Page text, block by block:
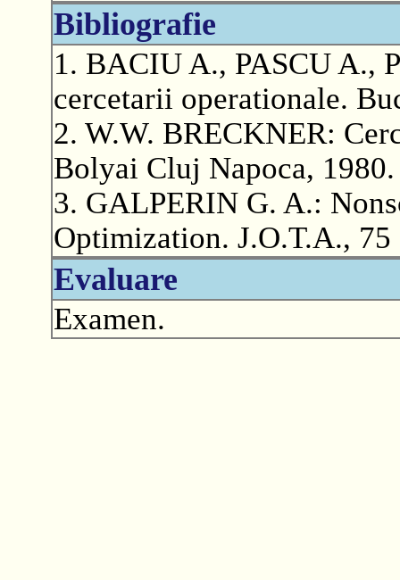
Bibliografie
1. BACIU A., PASCU A.,
cercetarii operationale.
2. W.W. BRECKNER:
Bolyai Cluj Napoca, 1980.
3. GALPERIN G. A.:
Optimization. J.O.T.A.,
Evaluare
Examen.